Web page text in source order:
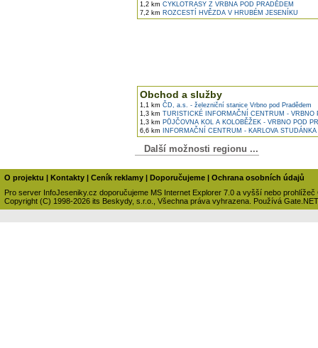
1,2 km CYKLOTRASY Z VRBNA POD PRADĚDEM
7,2 km ROZCESTÍ HVĚZDA V HRUBÉM JESENÍKU
Obchod a služby
1,1 km ČD, a.s. - železniční stanice Vrbno pod Pradědem
1,3 km TURISTICKÉ INFORMAČNÍ CENTRUM - VRBNO
1,3 km PŮJČOVNA KOL A KOLOBĚŽEK - VRBNO POD
6,6 km INFORMAČNÍ CENTRUM - KARLOVA STUDÁNKA
Další možnosti regionu ...
O projektu | Kontakty | Ceník reklamy | Doporučujeme | Ochrana osobních údajů
Pro server InfoJeseniky.cz doporučujeme MS Internet Explorer 7.0 a vyšší nebo prohlížeč
Copyright (C) 1998-2026 its Beskydy, s.r.o., Všechna práva vyhrazena. Používá